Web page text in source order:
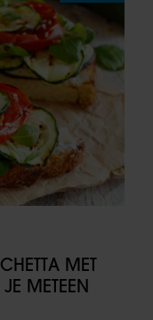
MET
METEEN